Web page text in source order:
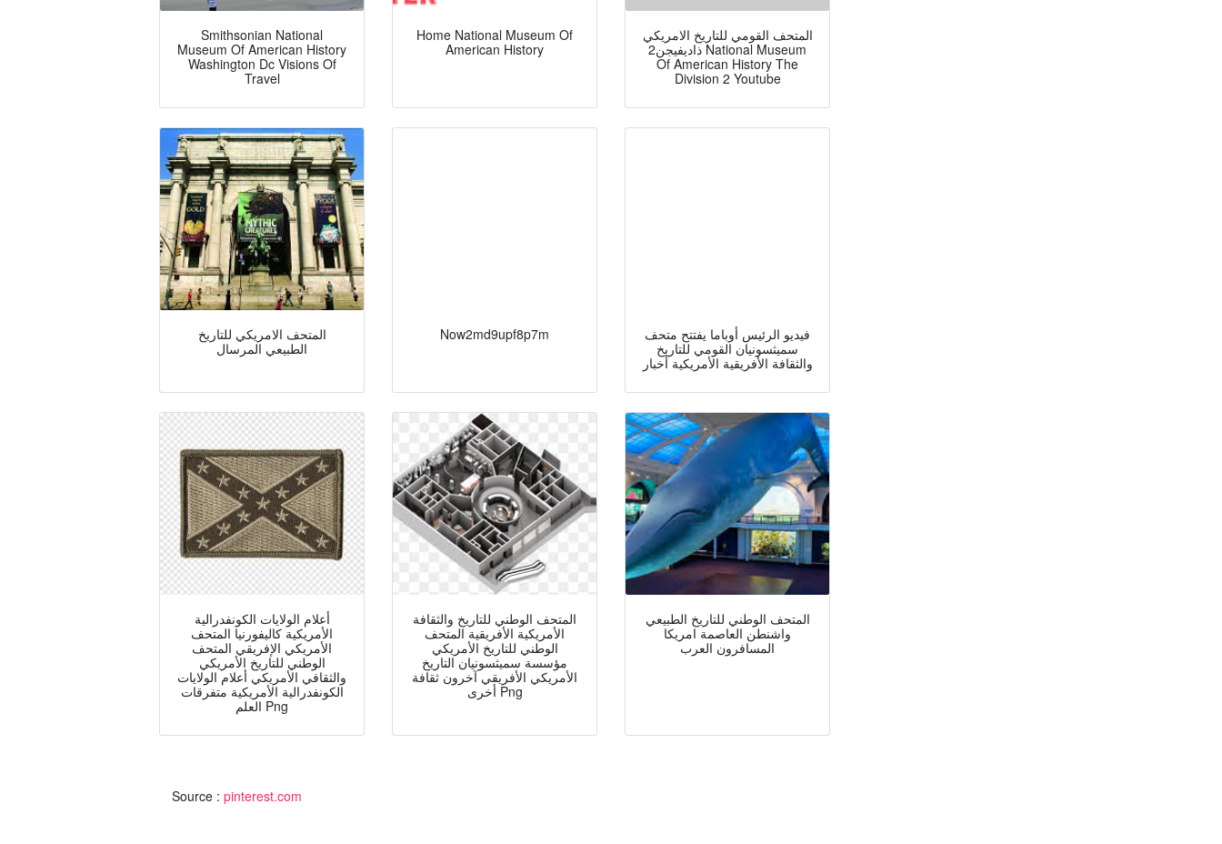
Smithsonian National
Museum Of American History
Washington Dc Visions Of
Travel
Home National Museum Of
American History
المتحف القومي للتاريخ الامريكي
ذاديفيجن2 National Museum
Of American History The
Division 2 Youtube
المتحف الامريكي للتاريخ
الطبيعي المرسال
Now2md9upf8p7m
فيديو الرئيس أوباما يفتتح متحف
سميثسونيان القومي للتاريخ
والثقافة الأفريقية الأمريكية أخبار
أعلام الولايات الكونفدرالية
الأمريكية كاليفورنيا المتحف
الأمريكي الإفريقي المتحف
الوطني للتاريخ الأمريكي
والثقافي الأمريكي أعلام الولايات
الكونفدرالية الأمريكية متفرقات
العلم Png
المتحف الوطني للتاريخ والثقافة
الأمريكية الأفريقية المتحف
الوطني للتاريخ الأمريكي
مؤسسة سميثسونيان التاريخ
الأمريكي الأفريقي آخرون ثقافة
أخرى Png
المتحف الوطني للتاريخ الطبيعي
واشنطن العاصمة امريكا
المسافرون العرب
Source : pinterest.com